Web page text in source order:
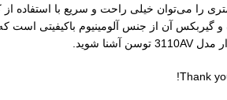
و گیربکس آن از جنس آلومینیوم باکیفیتی
Thank